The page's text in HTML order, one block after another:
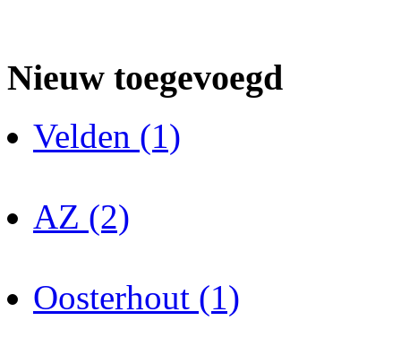
Nieuw toegevoegd
Velden (1)
AZ (2)
Oosterhout (1)